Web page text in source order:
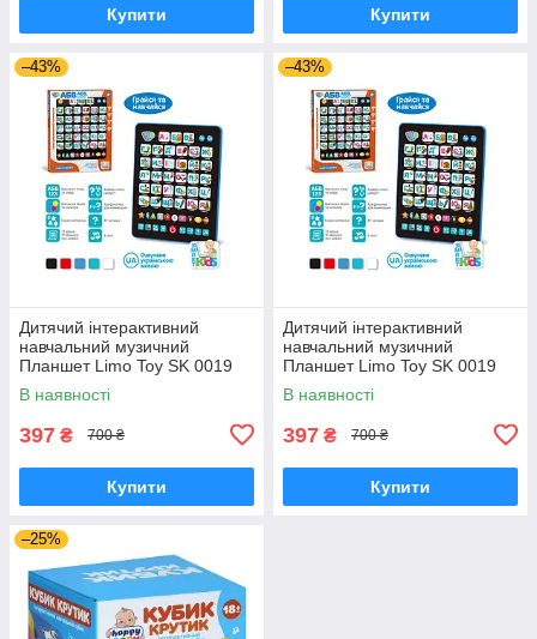
Купити Купити
–43%
Дитячий інтерактивний
навчальний музичний
Планшет Limo Toy SK 0019
бірюзовий
В наявності
397 ₴ 700 ₴
Купити
–43%
Дитячий інтерактивний
навчальний музичний
Планшет Limo Toy SK 0019
синій
В наявності
397 ₴ 700 ₴
Купити
–25%